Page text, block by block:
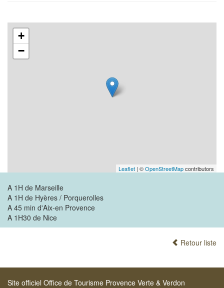
+
−
Leaflet | ©OpenStreetMapcontributors
A 1H de Marseille
A 1H de Hyères / Porquerolles
A 45 min d'Aix-en Provence
A 1H30 de Nice
Retour liste
Site officiel Office de Tourisme Provence Verte & Verdon